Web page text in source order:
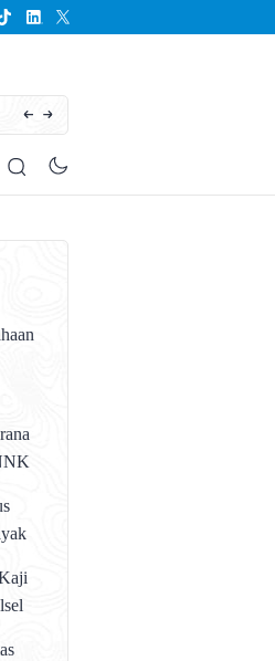
Seluruh Anak Kalteng Harus Memperoleh